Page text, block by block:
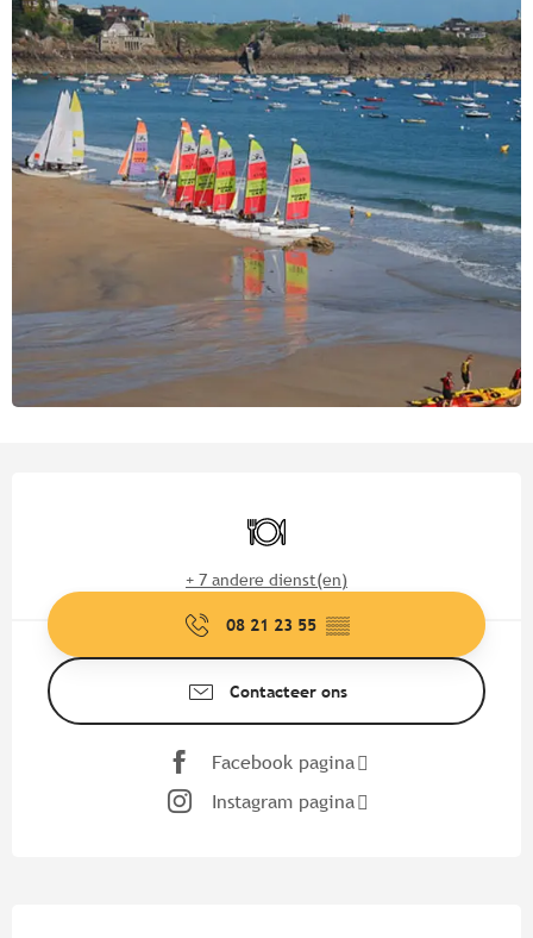
Restaurant
+ 7 andere dienst(en)
08 21 23 55 ▒▒
Contacteer ons
Facebook pagina
Instagram pagina